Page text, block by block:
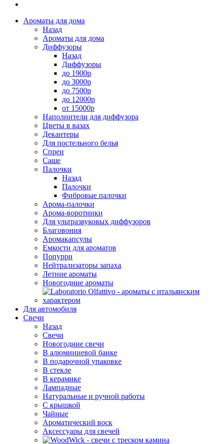
Ароматы для дома
Назад
Ароматы для дома
Диффузоры
Назад
Диффузоры
до 1900р
до 3000р
до 7500р
до 12000р
от 15000р
Наполнители для диффузора
Цветы в вазах
Декантеры
Для постельного белья
Спреи
Саше
Палочки
Назад
Палочки
Фибровые палочки
Арома-палочки
Арома-воротники
Для ультразвуковых диффузоров
Благовония
Аромакапсулы
Емкости для ароматов
Попурри
Нейтрализаторы запаха
Летние ароматы
Новогодние ароматы
Для автомобиля
Свечи
Назад
Свечи
Новогодние свечи
В алюминиевой банке
В подарочной упаковке
В стекле
В керамике
Лампадные
Натуральные и ручной работы
С крышкой
Чайные
Ароматический воск
Аксессуары для свечей